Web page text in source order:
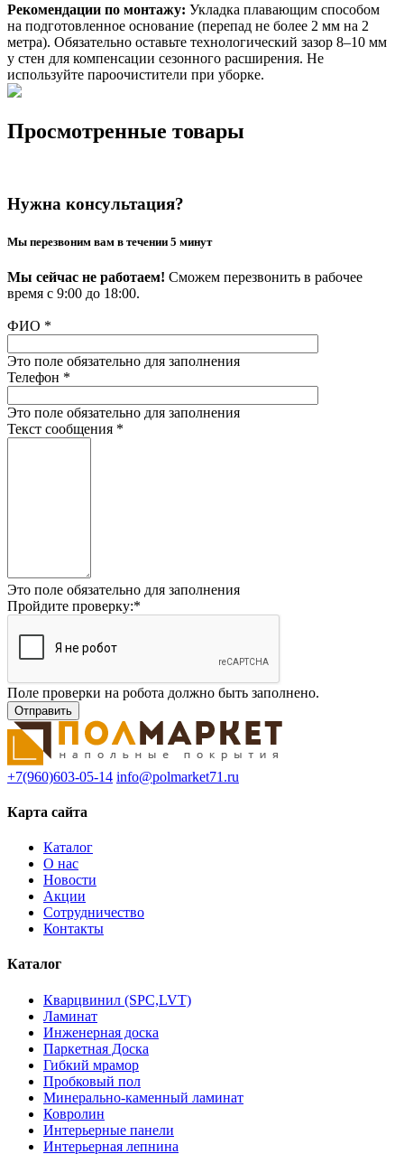
Рекомендации по монтажу: Укладка плавающим способом
на подготовленное основание (перепад не более 2 мм на 2
метра). Обязательно оставьте технологический зазор 8–10 мм
у стен для компенсации сезонного расширения. Не
используйте пароочистители при уборке.
Просмотренные товары
Нужна консультация?
Мы перезвоним вам в течении 5 минут
Мы сейчас не работаем! Сможем перезвонить в рабочее
время с 9:00 до 18:00.
ФИО *
Это поле обязательно для заполнения
Телефон *
Это поле обязательно для заполнения
Текст сообщения *
Это поле обязательно для заполнения
Пройдите проверку:*
Поле проверки на робота должно быть заполнено.
+7(960)603-05-14 info@polmarket71.ru
Карта сайта
Каталог
О нас
Новости
Акции
Сотрудничество
Контакты
Каталог
Кварцвинил (SPC,LVT)
Ламинат
Инженерная доска
Паркетная Доска
Гибкий мрамор
Пробковый пол
Минерально-каменный ламинат
Ковролин
Интерьерные панели
Интерьерная лепнина